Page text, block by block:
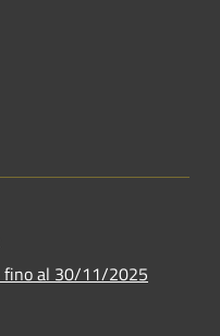
fino al 30/11/2025